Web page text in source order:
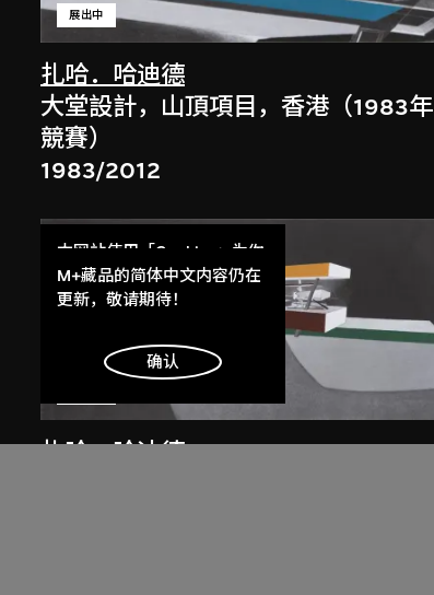
扎哈．哈迪德
展出中
大堂設計，山頂項目，香港（1983年
競賽）
1983/2012
扎哈．哈迪德
本网站使用「Cookies」为你
提供最好的网站体验。
了解更多
明白
M+藏品的简体中文内容仍在
更新，敬请期待！
确认